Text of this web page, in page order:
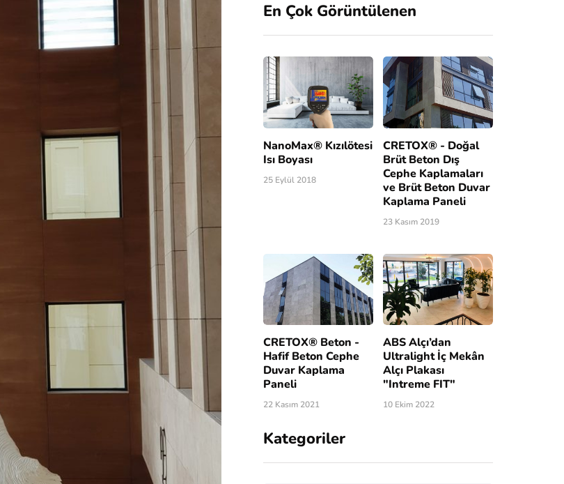
En Çok Görüntülenen
NanoMax® Kızılötesi
Isı Boyası
25 Eylül 2018
CRETOX® - Doğal
Brüt Beton Dış
Cephe Kaplamaları
ve Brüt Beton Duvar
Kaplama Paneli
23 Kasım 2019
CRETOX® Beton -
Hafif Beton Cephe
Duvar Kaplama
Paneli
22 Kasım 2021
ABS Alçı’dan
Ultralight İç Mekân
Alçı Plakası
"Intreme FIT"
10 Ekim 2022
Kategoriler